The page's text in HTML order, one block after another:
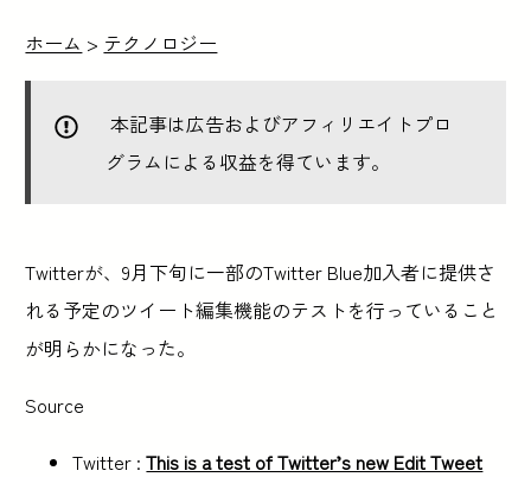
ホーム > テクノロジー
本記事は広告およびアフィリエイトプロ
グラムによる収益を得ています。
Twitterが、9月下旬に一部のTwitter Blue加入者に提供さ
れる予定のツイート編集機能のテストを行っていること
が明らかになった。
Source
Twitter :This is a test of Twitter’s new Edit Tweet